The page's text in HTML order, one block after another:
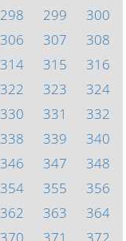
298 299
300
306 307
308
314 315
316
322 323
324
330 331
332
338 339
340
346 347
348
354 355
356
362 363
364